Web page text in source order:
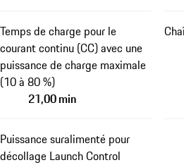
Temps de charge pour le
courant continu (CC) avec une
puissance de charge maximale
(10 à 80 %)
21,00 min
Puissance suralimenté pour
décollage Launch Control